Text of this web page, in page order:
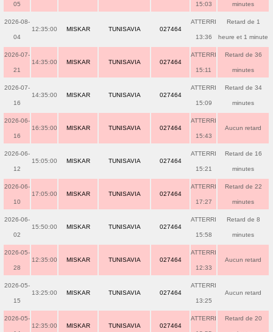
05 15:03 minutes
2026-08-
04
12:35:00 MISKAR TUNISAVIA 027464
ATTERRI
13:36
Retard de 1
heure et 1 minute
2026-07-
21
14:35:00 MISKAR TUNISAVIA 027464
ATTERRI
15:11
Retard de 36
minutes
2026-07-
16
14:35:00 MISKAR TUNISAVIA 027464
ATTERRI
15:09
Retard de 34
minutes
2026-06-
16
16:35:00 MISKAR TUNISAVIA 027464
ATTERRI
15:43
Aucun retard
2026-06-
12
15:05:00 MISKAR TUNISAVIA 027464
ATTERRI
15:21
Retard de 16
minutes
2026-06-
10
17:05:00 MISKAR TUNISAVIA 027464
ATTERRI
17:27
Retard de 22
minutes
2026-06-
02
15:50:00 MISKAR TUNISAVIA 027464
ATTERRI
15:58
Retard de 8
minutes
2026-05-
28
12:35:00 MISKAR TUNISAVIA 027464
ATTERRI
12:33
Aucun retard
2026-05-
15
13:25:00 MISKAR TUNISAVIA 027464
ATTERRI
13:25
Aucun retard
2026-05-
12:35:00 MISKAR TUNISAVIA 027464
ATTERRI Retard de 20